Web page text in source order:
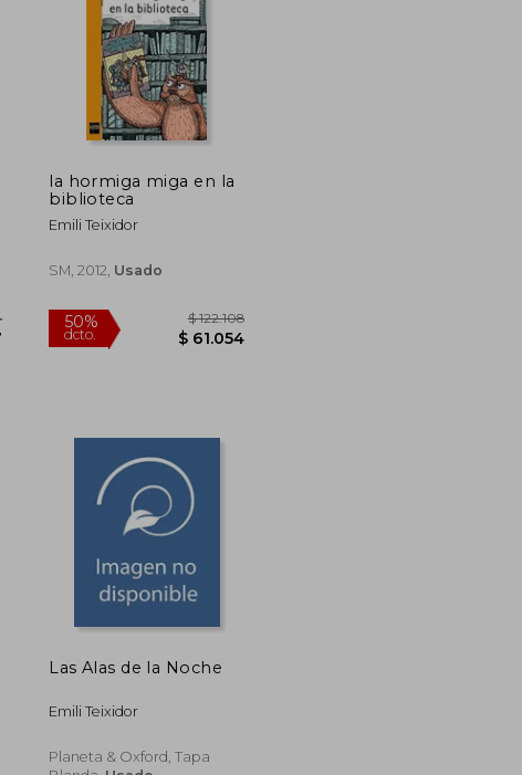
$ 46.517 dcto.
$ 93.034
la hormiga miga en la
biblioteca
Emili Teixidor
SM, 2012, Usado
Las Alas de la Noche
Emili Teixidor
Planeta & Oxford, Tapa